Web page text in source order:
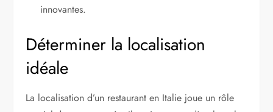
innovantes.
Déterminer la localisation
idéale
La localisation d’un restaurant en Italie joue un rôle